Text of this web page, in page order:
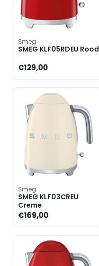
Smeg
SMEG KLF05RDEU Rood
€129,00
Smeg
SMEG KLF03CREU
Creme
€169,00